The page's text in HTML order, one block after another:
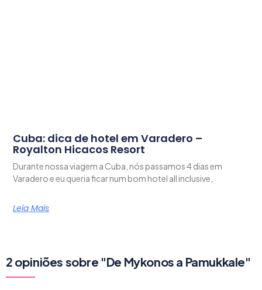
Cuba: dica de hotel em Varadero –
Royalton Hicacos Resort
Durante nossa viagem a Cuba, nós passamos 4 dias em
Varadero e eu queria ficar num bom hotel all inclusive,
Leia Mais
2 opiniões sobre "De Mykonos a Pamukkale"